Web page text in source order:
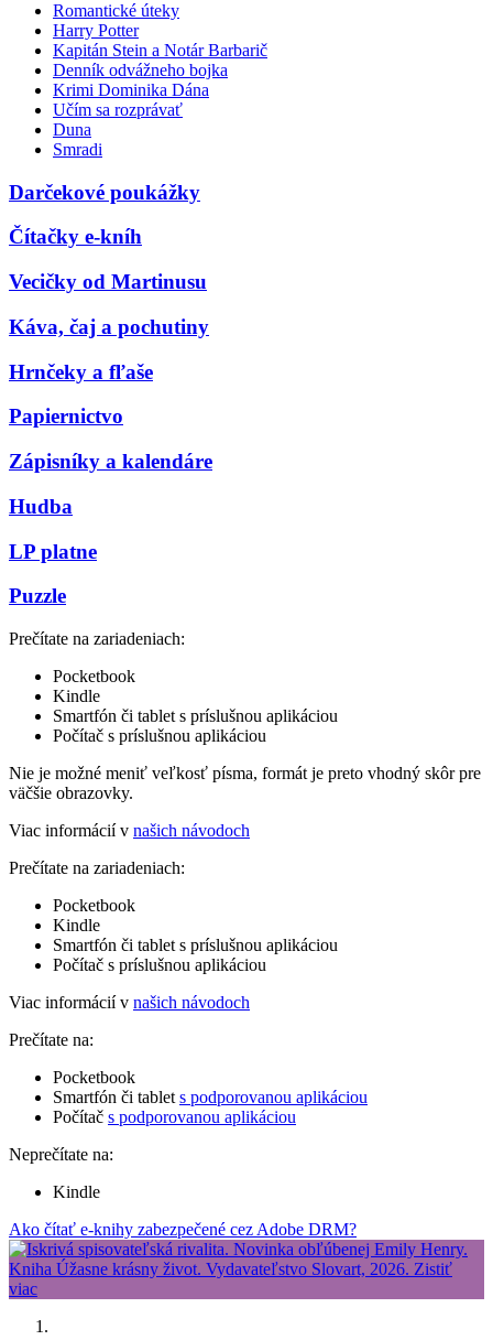
Romantické úteky
Harry Potter
Kapitán Stein a Notár Barbarič
Denník odvážneho bojka
Krimi Dominika Dána
Učím sa rozprávať
Duna
Smradi
Darčekové poukážky
Čítačky e-kníh
Vecičky od Martinusu
Káva, čaj a pochutiny
Hrnčeky a fľaše
Papiernictvo
Zápisníky a kalendáre
Hudba
LP platne
Puzzle
Prečítate na zariadeniach:
Pocketbook
Kindle
Smartfón či tablet s príslušnou aplikáciou
Počítač s príslušnou aplikáciou
Nie je možné meniť veľkosť písma, formát je preto vhodný skôr pre
väčšie obrazovky.
Viac informácií v našich návodoch
Prečítate na zariadeniach:
Pocketbook
Kindle
Smartfón či tablet s príslušnou aplikáciou
Počítač s príslušnou aplikáciou
Viac informácií v našich návodoch
Prečítate na:
Pocketbook
Smartfón či tablet s podporovanou aplikáciou
Počítač s podporovanou aplikáciou
Neprečítate na:
Kindle
Ako čítať e-knihy zabezpečené cez Adobe DRM?